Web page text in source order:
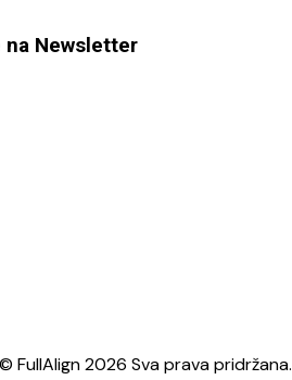
na Newsletter
FullAlign 2026 Sva prava pridržana.